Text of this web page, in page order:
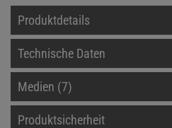
Produktdetails
Technische Daten
Medien (7)
Produktsicherheit